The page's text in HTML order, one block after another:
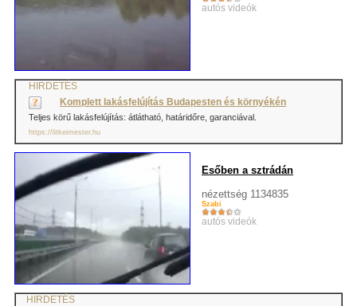
autós videók
HIRDETÉS
Komplett lakásfelújítás Budapesten és környékén
Teljes körű lakásfelújítás: átlátható, határidőre, garanciával.
https://litkeimester.hu
Esőben a sztrádán
nézettség 1134835
Szabi
autós videók
HIRDETÉS